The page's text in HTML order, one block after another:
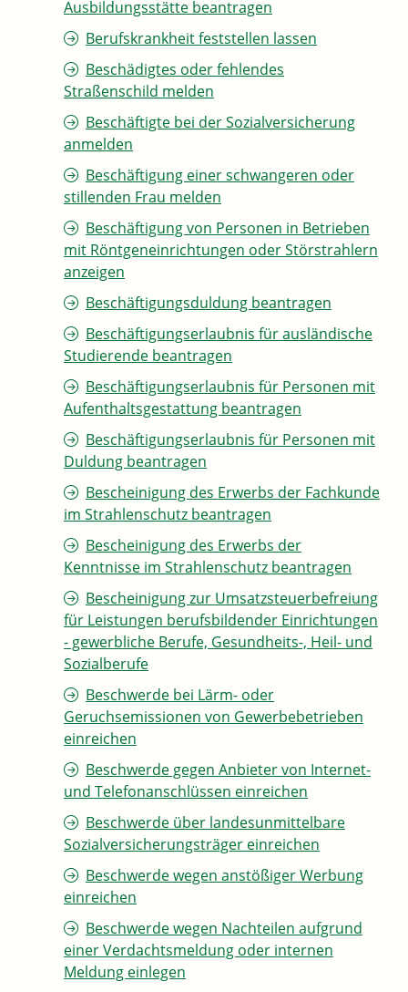
Ausbildungsstätte beantragen
Berufskrankheit feststellen lassen
Beschädigtes oder fehlendes
Straßenschild melden
Beschäftigte bei der Sozialversicherung
anmelden
Beschäftigung einer schwangeren oder
stillenden Frau melden
Beschäftigung von Personen in Betrieben
mit Röntgeneinrichtungen oder Störstrahlern
anzeigen
Beschäftigungsduldung beantragen
Beschäftigungserlaubnis für ausländische
Studierende beantragen
Beschäftigungserlaubnis für Personen mit
Aufenthaltsgestattung beantragen
Beschäftigungserlaubnis für Personen mit
Duldung beantragen
Bescheinigung des Erwerbs der Fachkunde
im Strahlenschutz beantragen
Bescheinigung des Erwerbs der
Kenntnisse im Strahlenschutz beantragen
Bescheinigung zur Umsatzsteuerbefreiung
für Leistungen berufsbildender Einrichtungen
- gewerbliche Berufe, Gesundheits-, Heil- und
Sozialberufe
Beschwerde bei Lärm- oder
Geruchsemissionen von Gewerbebetrieben
einreichen
Beschwerde gegen Anbieter von Internet-
und Telefonanschlüssen einreichen
Beschwerde über landesunmittelbare
Sozialversicherungsträger einreichen
Beschwerde wegen anstößiger Werbung
einreichen
Beschwerde wegen Nachteilen aufgrund
einer Verdachtsmeldung oder internen
Meldung einlegen